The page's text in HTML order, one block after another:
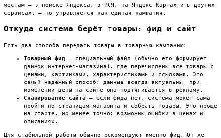
местам — в поиске Яндекса, в РСЯ, на Яндекс Картах и в других
сервисах, — но управляется как единая кампания.
Откуда система берёт товары: фид и сайт
Есть два способа передать товары в товарную кампанию:
Товарный фид — специальный файл (обычно его формирует
движок интернет-магазина), где перечислены все товары с
ценами, картинками, характеристиками и ссылками. Это
самый надёжный способ: данные всегда актуальны, при
изменении цены на сайте она подтягивается в рекламу.
Сканирование сайта — если фида нет, система может сама
пройти по страницам магазина и собрать товары. Это проще
на старте, но менее точно: возможны ошибки в ценах и
описаниях.
Для стабильной работы обычно рекомендуют именно фид. Он же